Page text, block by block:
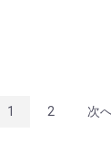
1 2 次